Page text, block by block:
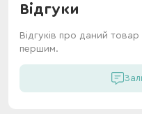
Відгуки
Відгуків про даний
першим.